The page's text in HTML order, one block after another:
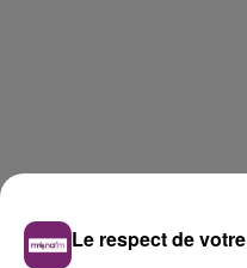
Le respect de